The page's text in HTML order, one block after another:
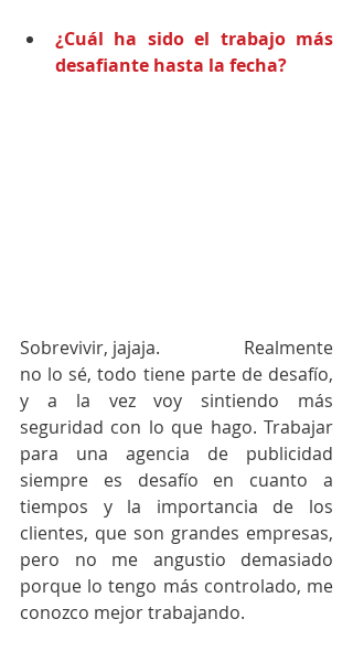
¿Cuál ha sido el trabajo más
desafiante hasta la fecha?
Sobrevivir, jajaja.                  Realmente
no lo sé, todo tiene parte de desafío,
y a la vez voy sintiendo más
seguridad con lo que hago. Trabajar
para una agencia de publicidad
siempre es desafío en cuanto a
tiempos y la importancia de los
clientes, que son grandes empresas,
pero no me angustio demasiado
porque lo tengo más controlado, me
conozco mejor trabajando.